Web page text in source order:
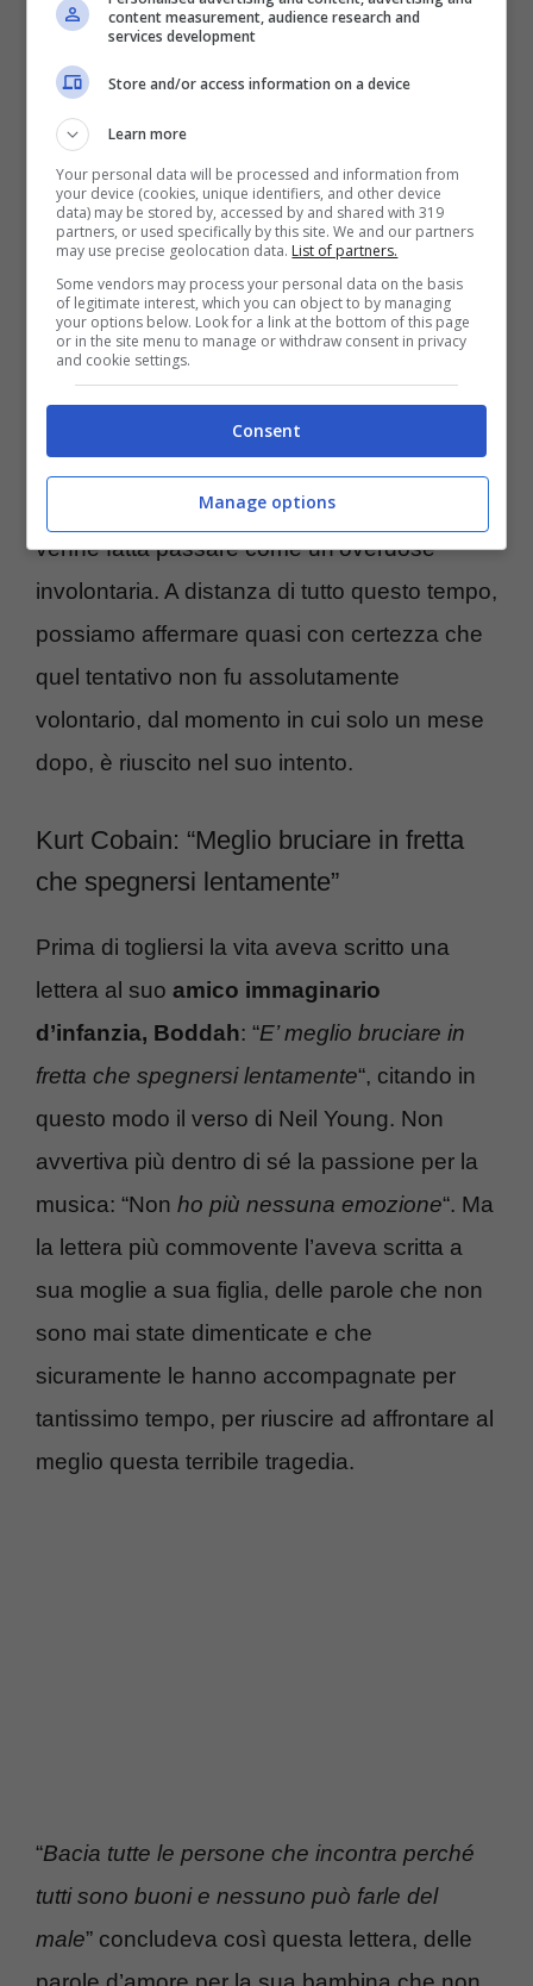
familiare dal momento in cui altre icone della
musica sono morte proprio a questa età,
come ,imi Hendrix, Jim Morrison, Janis
Joplin e Amy Whinehouse, tutti artisti che per
questo motivo sono rientrati in quello che è
stato poi battezzato il “Club 27“.
Comunque sia la sua morte non fu,
purtroppo, un colpo di scena, considerato
che solo un mese prima, quando era stato a
Roma, aveva già fatto un tentativo
imbottendosi di roipnol, ma alla fine la cosa
venne fatta passare come un’overdose
involontaria. A distanza di tutto questo tempo,
possiamo affermare quasi con certezza che
quel tentativo non fu assolutamente
volontario, dal momento in cui solo un mese
dopo, è riuscito nel suo intento.
Kurt Cobain: “Meglio bruciare in fretta
che spegnersi lentamente”
Prima di togliersi la vita aveva scritto una
lettera al suo amico immaginario
d’infanzia, Boddah: “E’ meglio bruciare in
fretta che spegnersi lentamente“, citando in
questo modo il verso di Neil Young. Non
avvertiva più dentro di sé la passione per la
musica: “Non ho più nessuna emozione“. Ma
la lettera più commovente l’aveva scritta a
sua moglie a sua figlia, delle parole che non
sono mai state dimenticate e che
sicuramente le hanno accompagnate per
tantissimo tempo, per riuscire ad affrontare al
meglio questa terribile tragedia.
“Bacia tutte le persone che incontra perché
tutti sono buoni e nessuno può farle del
male” concludeva così questa lettera, delle
content measurement, audience research and
services development
Store and/or access information on a device
Learn more
Your personal data will be processed and information from
your device (cookies, unique identifiers, and other device
data) may be stored by, accessed by and shared with 319
partners, or used specifically by this site. We and our partners
may use precise geolocation data. List of partners.
Some vendors may process your personal data on the basis
of legitimate interest, which you can object to by managing
your options below. Look for a link at the bottom of this page
or in the site menu to manage or withdraw consent in privacy
and cookie settings.
Consent
Manage options